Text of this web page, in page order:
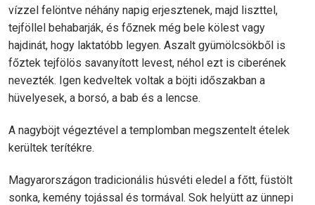
vízzel felöntve néhány napig erjesztenek, majd liszttel,
tejföllel behabarják, és főznek még bele kölest vagy
hajdinát, hogy laktatóbb legyen. Aszalt gyümölcsökből is
főztek tejfölös savanyított levest, néhol ezt is ciberének
nevezték. Igen kedveltek voltak a böjti időszakban a
hüvelyesek, a borsó, a bab és a lencse.
A nagyböjt végeztével a templomban megszentelt ételek
kerültek terítékre.
Magyarországon tradicionális húsvéti eledel a főtt, füstölt
sonka, kemény tojással és tormával. Sok helyütt az ünnepi